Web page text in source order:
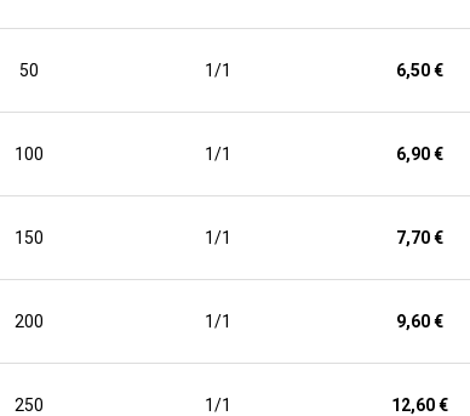
50 1/1 6,50 €
100 1/1 6,90 €
150 1/1 7,70 €
200 1/1 9,60 €
250 1/1 12,60 €